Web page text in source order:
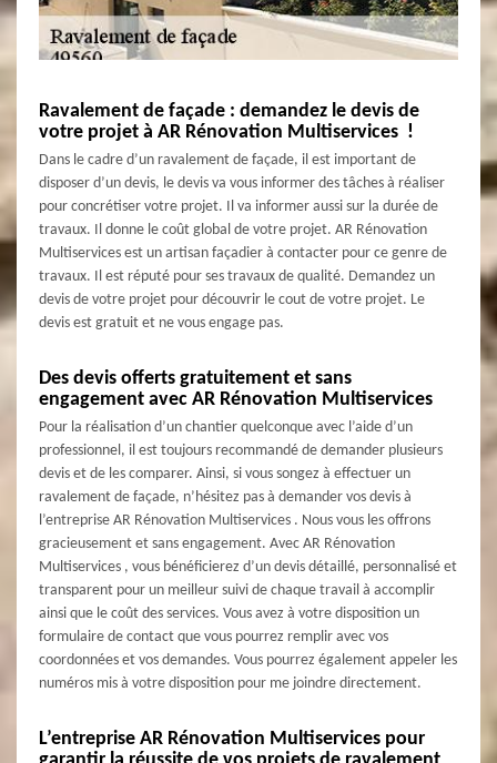
Ravalement de façade : demandez le devis de
votre projet à AR Rénovation Multiservices !
Dans le cadre d’un ravalement de façade, il est important de
disposer d’un devis, le devis va vous informer des tâches à réaliser
pour concrétiser votre projet. Il va informer aussi sur la durée de
travaux. Il donne le coût global de votre projet. AR Rénovation
Multiservices est un artisan façadier à contacter pour ce genre de
travaux. Il est réputé pour ses travaux de qualité. Demandez un
devis de votre projet pour découvrir le cout de votre projet. Le
devis est gratuit et ne vous engage pas.
Des devis offerts gratuitement et sans
engagement avec AR Rénovation Multiservices
Pour la réalisation d’un chantier quelconque avec l’aide d’un
professionnel, il est toujours recommandé de demander plusieurs
devis et de les comparer. Ainsi, si vous songez à effectuer un
ravalement de façade, n’hésitez pas à demander vos devis à
l’entreprise AR Rénovation Multiservices . Nous vous les offrons
gracieusement et sans engagement. Avec AR Rénovation
Multiservices , vous bénéficierez d’un devis détaillé, personnalisé et
transparent pour un meilleur suivi de chaque travail à accomplir
ainsi que le coût des services. Vous avez à votre disposition un
formulaire de contact que vous pourrez remplir avec vos
coordonnées et vos demandes. Vous pourrez également appeler les
numéros mis à votre disposition pour me joindre directement.
L’entreprise AR Rénovation Multiservices pour